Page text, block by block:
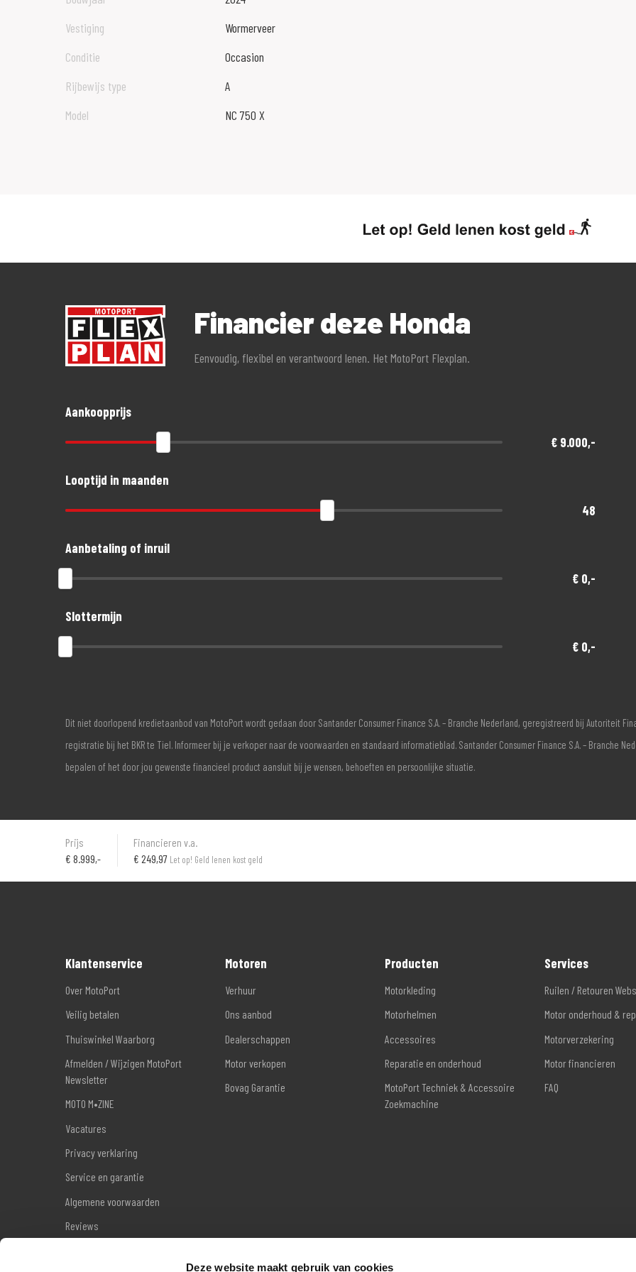
Deze website maakt gebruik van cookies
Vestiging
Wormerveer
Conditie
Occasion
Rijbewijs type
A
Model
NC 750 X
Financier deze Honda
Eenvoudig, flexibel en verantwoord lenen. Het MotoPort Flexplan.
Aankoopprijs
€ 9.000,-
Looptijd in maanden
48
Aanbetaling of inruil
€ 0,-
Slottermijn
€ 0,-
Dit niet doorlopend kredietaanbod van MotoPort wordt gedaan door Santander Consumer Finance S.A. – Branche Nederland, geregistreerd bij Autoriteit
registratie bij het BKR te Tiel. Informeer bij je verkoper naar de voorwaarden en standaard informatieblad. Santander Consumer Finance S.A. – Branche
bepalen of het door jou gewenste financieel product aansluit bij je wensen, behoeften en persoonlijke situatie.
Prijs
€ 8.999,-
Financieren v.a.
€ 249,97 Let op! Geld lenen kost geld
Klantenservice
Over MotoPort
Veilig betalen
Thuiswinkel Waarborg
Afmelden / Wijzigen MotoPort
Newsletter
MOTO M•ZINE
Vacatures
Privacy verklaring
Service en garantie
Algemene voorwaarden
Reviews
Motoren
Verhuur
Ons aanbod
Dealerschappen
Motor verkopen
Bovag Garantie
Producten
Motorkleding
Motorhelmen
Accessoires
Reparatie en onderhoud
MotoPort Techniek & Accessoire
Zoekmachine
Services
Ruilen / Retouren
Motor onderhoud &
Motorverzekering
Motor financieren
FAQ